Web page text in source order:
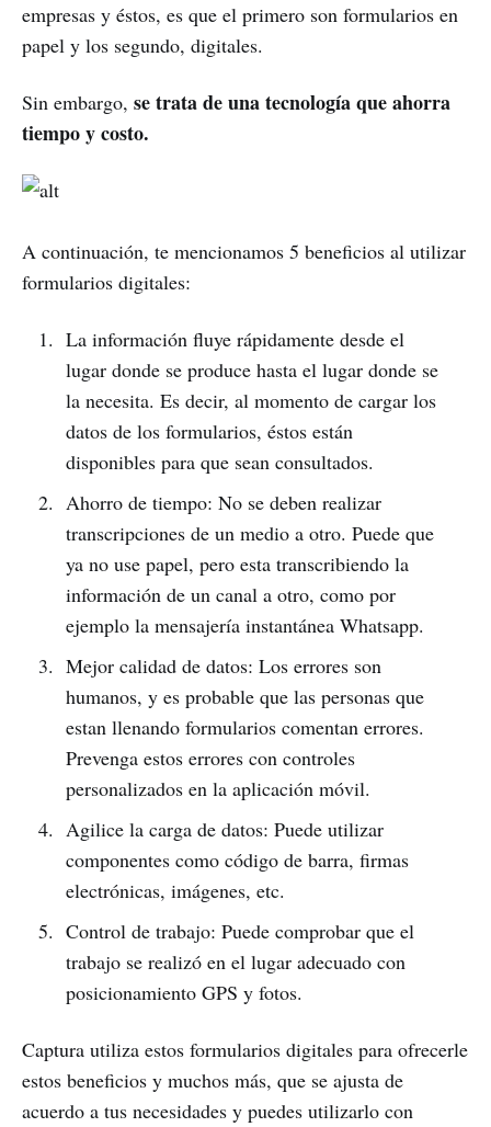
empresas y éstos, es que el primero son formularios en
papel y los segundo, digitales.
Sin embargo, se trata de una tecnología que ahorra
tiempo y costo.
A continuación, te mencionamos 5 beneficios al utilizar
formularios digitales:
La información fluye rápidamente desde el
lugar donde se produce hasta el lugar donde se
la necesita. Es decir, al momento de cargar los
datos de los formularios, éstos están
disponibles para que sean consultados.
Ahorro de tiempo: No se deben realizar
transcripciones de un medio a otro. Puede que
ya no use papel, pero esta transcribiendo la
información de un canal a otro, como por
ejemplo la mensajería instantánea Whatsapp.
Mejor calidad de datos: Los errores son
humanos, y es probable que las personas que
estan llenando formularios comentan errores.
Prevenga estos errores con controles
personalizados en la aplicación móvil.
Agilice la carga de datos: Puede utilizar
componentes como código de barra, firmas
electrónicas, imágenes, etc.
Control de trabajo: Puede comprobar que el
trabajo se realizó en el lugar adecuado con
posicionamiento GPS y fotos.
Captura utiliza estos formularios digitales para ofrecerle
estos beneficios y muchos más, que se ajusta de
acuerdo a tus necesidades y puedes utilizarlo con